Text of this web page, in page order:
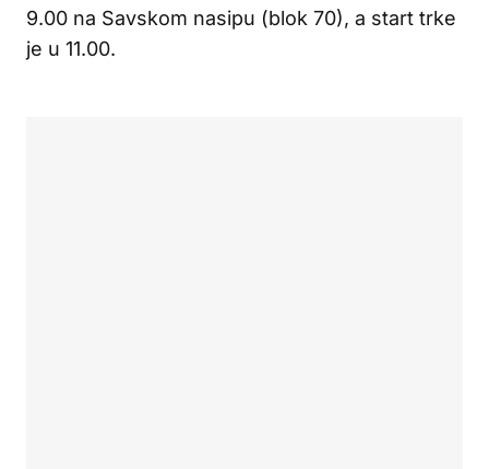
9.00 na Savskom nasipu (blok 70), a start trke
je u 11.00.